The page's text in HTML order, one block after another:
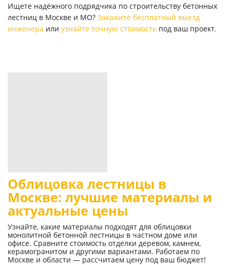
Ищете надёжного подрядчика по строительству бетонных
лестниц в Москве и МО? Закажите бесплатный выезд
инженера или узнайте точную стоимость под ваш проект.
Облицовка лестницы в
Москве: лучшие материалы и
актуальные цены
Узнайте, какие материалы подходят для облицовки
монолитной бетонной лестницы в частном доме или
офисе. Сравните стоимость отделки деревом, камнем,
керамогранитом и другими вариантами. Работаем по
Москве и области — рассчитаем цену под ваш бюджет!